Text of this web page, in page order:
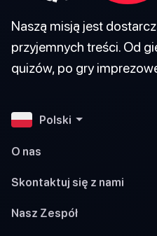
Naszą misją jest
przyjemnych treści. Od
quizów, po gry
Polski
O nas
Skontaktuj się z nami
Nasz Zespół